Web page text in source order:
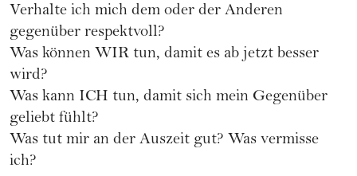
Verhalte ich mich dem oder der Anderen
gegenüber respektvoll?
Was können WIR tun, damit es ab jetzt besser
wird?
Was kann ICH tun, damit sich mein Gegenüber
geliebt fühlt?
Was tut mir an der Auszeit gut? Was vermisse
ich?